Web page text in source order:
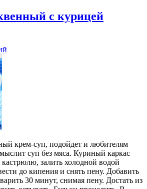
с курицей
крем-суп, подойдет и любителям
суп без мяса. Куриный каркас
залить холодной водой
до кипения и снять пену. Добавить
30 минут, снимая пену. Достать из